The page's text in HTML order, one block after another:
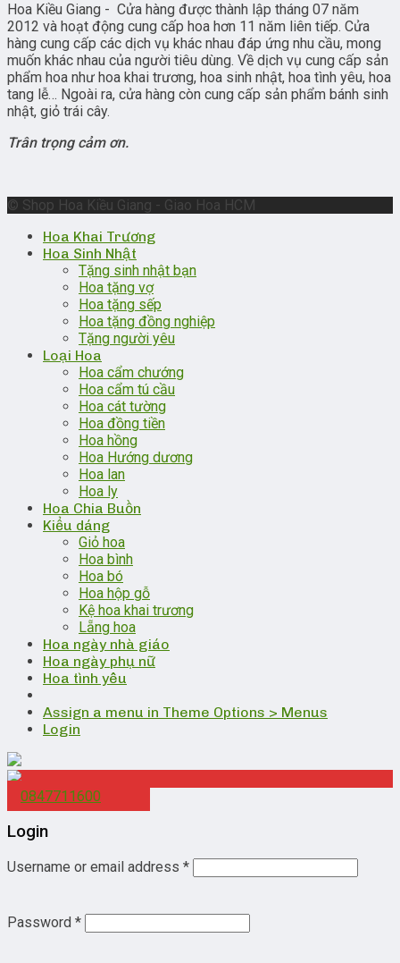
Hoa Kiều Giang - Cửa hàng được thành lập tháng 07 năm
2012 và hoạt động cung cấp hoa hơn 11 năm liên tiếp. Cửa
hàng cung cấp các dịch vụ khác nhau đáp ứng nhu cầu, mong
muốn khác nhau của người tiêu dùng. Về dịch vụ cung cấp sản
phẩm hoa như hoa khai trương, hoa sinh nhật, hoa tình yêu, hoa
tang lễ… Ngoài ra, cửa hàng còn cung cấp sản phẩm bánh sinh
nhật, giỏ trái cây.
Trân trọng cảm ơn.
© Shop Hoa Kiều Giang - Giao Hoa HCM
Hoa Khai Trương
Hoa Sinh Nhật
Tặng sinh nhật bạn
Hoa tặng vợ
Hoa tặng sếp
Hoa tặng đồng nghiệp
Tặng người yêu
Loại Hoa
Hoa cẩm chướng
Hoa cẩm tú cầu
Hoa cát tường
Hoa đồng tiền
Hoa hồng
Hoa Hướng dương
Hoa lan
Hoa ly
Hoa Chia Buồn
Kiểu dáng
Giỏ hoa
Hoa bình
Hoa bó
Hoa hộp gỗ
Kệ hoa khai trương
Lẵng hoa
Hoa ngày nhà giáo
Hoa ngày phụ nữ
Hoa tình yêu
Assign a menu in Theme Options > Menus
Login
0847711600
Login
Username or email address *
Password *